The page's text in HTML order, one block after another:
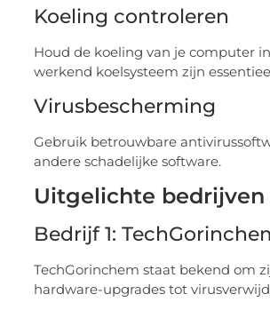
Koeling controleren
Houd de koeling van je computer
werkend koelsysteem zijn
Virusbescherming
Gebruik betrouwbare
andere schadelijke software.
Uitgelichte
Bedrijf 1:
TechGorinchem staat bekend om
hardware-upgrades tot